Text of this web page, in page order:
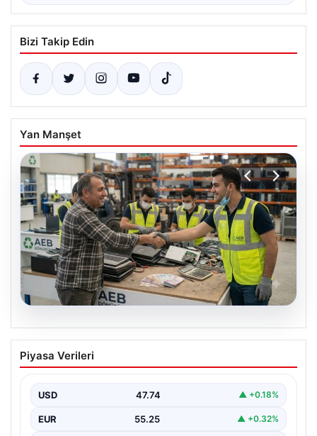
Bizi Takip Edin
Yan Manşet
Profesyonel Elektronik Dönüşümü hem
de Çevre Dönüşüm
altyapı envanterlerini belirli aralıklarla yenilemektedir.
Söz konusu güncelleme…
Piyasa Verileri
USD 47.74 ▲ +0.18%
EUR 55.25 ▲ +0.32%